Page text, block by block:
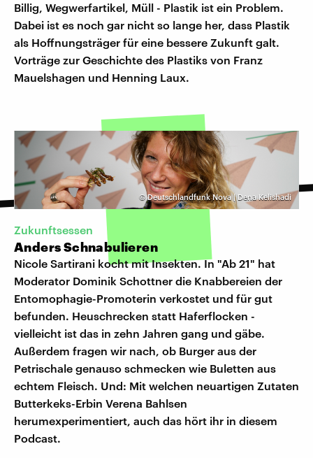
Billig, Wegwerfartikel, Müll - Plastik ist ein Problem.
Dabei ist es noch gar nicht so lange her, dass Plastik
als Hoffnungsträger für eine bessere Zukunft galt.
Vorträge zur Geschichte des Plastiks von Franz
Mauelshagen und Henning Laux.
©Deutschlandfunk Nova | Dena Kelishadi
Zukunftsessen
Anders Schnabulieren
Nicole Sartirani kocht mit Insekten. In "Ab 21" hat
Moderator Dominik Schottner die Knabbereien der
Entomophagie-Promoterin verkostet und für gut
befunden. Heuschrecken statt Haferflocken -
vielleicht ist das in zehn Jahren gang und gäbe.
Außerdem fragen wir nach, ob Burger aus der
Petrischale genauso schmecken wie Buletten aus
echtem Fleisch. Und: Mit welchen neuartigen Zutaten
Butterkeks-Erbin Verena Bahlsen
herumexperimentiert, auch das hört ihr in diesem
Podcast.